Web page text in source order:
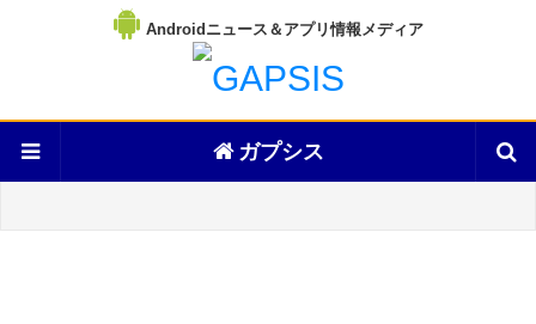
Androidニュース＆アプリ情報メディア
ガプシス